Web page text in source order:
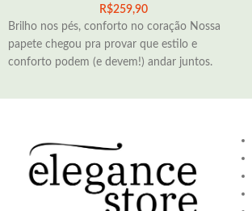
R$259,90
Brilho nos pés, conforto no coração Nossa
papete chegou pra provar que estilo e
conforto podem (e devem!) andar juntos.